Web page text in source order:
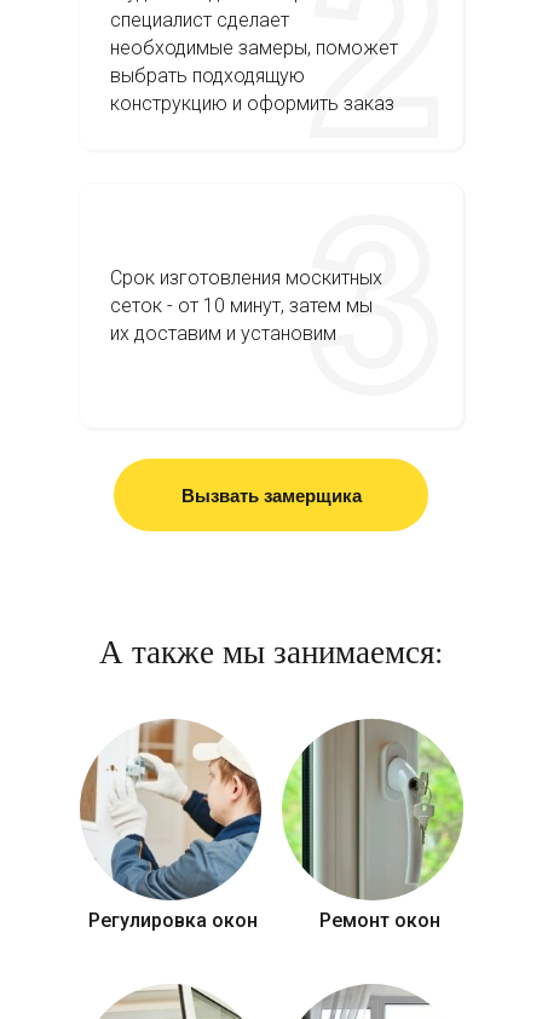
специалист сделает
необходимые замеры, поможет
выбрать подходящую
конструкцию и оформить заказ
Срок изготовления москитных
сеток - от 10 минут, затем мы
их доставим и установим
Вызвать замерщика
А также мы занимаемся:
Регулировка окон Ремонт окон